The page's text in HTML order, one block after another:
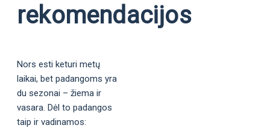
rekomendacijos
Nors esti keturi metų
laikai, bet padangoms yra
du sezonai – žiema ir
vasara. Dėl to padangos
taip ir vadinamos: